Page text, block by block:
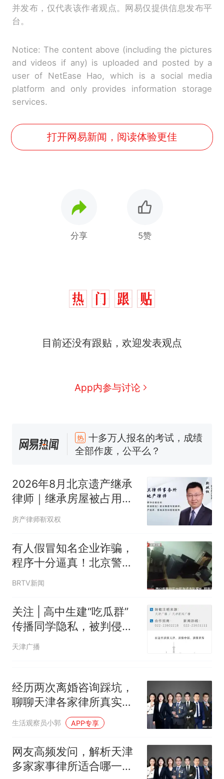
并发布，仅代表该作者观点。网易仅提供信息发布平
台。
Notice: The content above (including the pictures
and videos if any) is uploaded and posted by a
user of NetEase Hao, which is a social media
platform and only provides information storage
services.
打开网易新闻，阅读体验更佳
分享 5赞
目前还没有跟贴，欢迎发表观点
App内参与讨论
热 十多万人报名的考试，成绩
全部作废，公平么？
家，刚改国名，总统就邀请中
国大使骑行绕了几乎整个国境
线一圈，还曾两次到中国寻根
搬家报价570元，搬到楼下交
5060元才肯搬上楼！女子傻眼
视频丨只要一枚命中就能让航
空调24小时开着反而更省电？
电力部门回应
佛山一中学招聘物理教师，笔
试前13名均遭淘汰？教育局：
核查
全部作废，公平么？
2026年8月北京遗产继承
律师｜继承房屋被占用，
这样起诉腾房高效维权胜
房产律师靳双权
有人假冒知名企业诈骗，
程序十分逼真！北京警方
紧急提醒——
BRTV新闻
关注 | 高中生建“吃瓜群”
传播同学隐私，被判侵
权！
天津广播
经历两次离婚咨询踩坑，
聊聊天津各家律所真实短
板
生活观察员小郭 APP专享
网友高频发问，解析天津
多家家事律所适合哪一类